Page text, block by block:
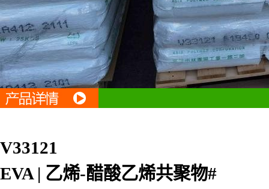
V33121
EVA | 乙烯-醋酸乙烯共聚物#